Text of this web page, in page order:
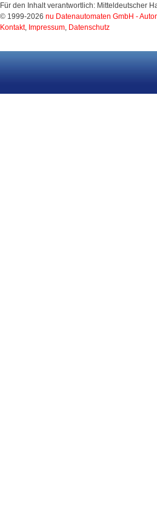
Für den Inhalt verantwortlich: Mitteldeutscher
© 1999-2026 nu Datenautomaten GmbH -
Kontakt, Impressum, Datenschutz